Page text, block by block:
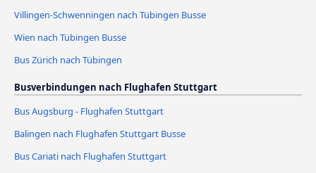
Villingen-Schwenningen nach Tübingen Busse
Wien nach Tübingen Busse
Bus Zürich nach Tübingen
Busverbindungen nach Flughafen Stuttgart
Bus Augsburg - Flughafen Stuttgart
Balingen nach Flughafen Stuttgart Busse
Bus Cariati nach Flughafen Stuttgart